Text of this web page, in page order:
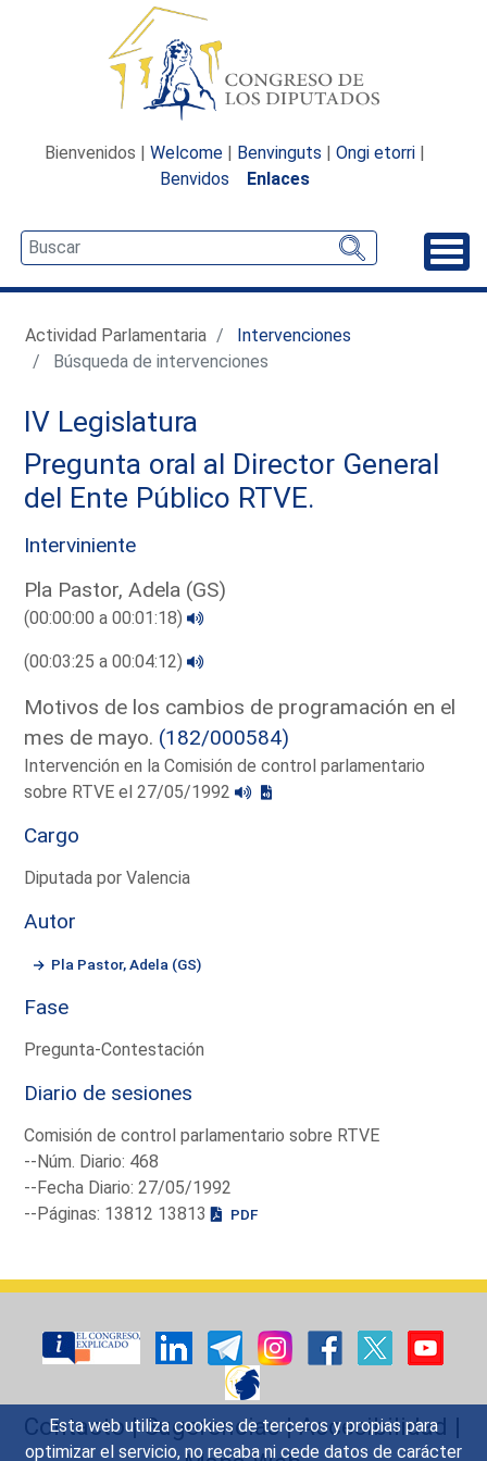
Esta web utiliza cookies de terceros y propias para
optimizar el servicio, no recaba ni cede datos de carácter
Bienvenidos | Welcome | Benvinguts | Ongi etorri |
Benvidos
Enlaces
Actividad Parlamentaria
Intervenciones
Búsqueda de intervenciones
IV Legislatura
Pregunta oral al Director General
del Ente Público RTVE.
Interviniente
Pla Pastor, Adela (GS)
(00:00:00 a 00:01:18)
(00:03:25 a 00:04:12)
Motivos de los cambios de programación en el
mes de mayo. (182/000584)
Intervención en la Comisión de control parlamentario
sobre RTVE el 27/05/1992
Cargo
Diputada por Valencia
Autor
Pla Pastor, Adela (GS)
Fase
Pregunta-Contestación
Diario de sesiones
Comisión de control parlamentario sobre RTVE
--Núm. Diario: 468
--Fecha Diario: 27/05/1992
--Páginas: 13812 13813
PDF
Contacto|Sugerencias|Accesibilidad |